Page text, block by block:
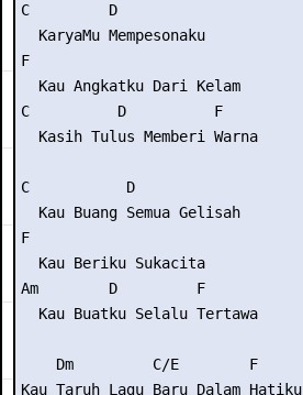
C         D
  KaryaMu Mempesonaku
F
  Kau Angkatku Dari Kelam
C          D          F
  Kasih Tulus Memberi Warna
C           D
  Kau Buang Semua Gelisah
F
  Kau Beriku Sukacita
Am        D         F
  Kau Buatku Selalu Tertawa
    Dm         C/E        F
Kau Taruh Lagu Baru Dalam Hatiku